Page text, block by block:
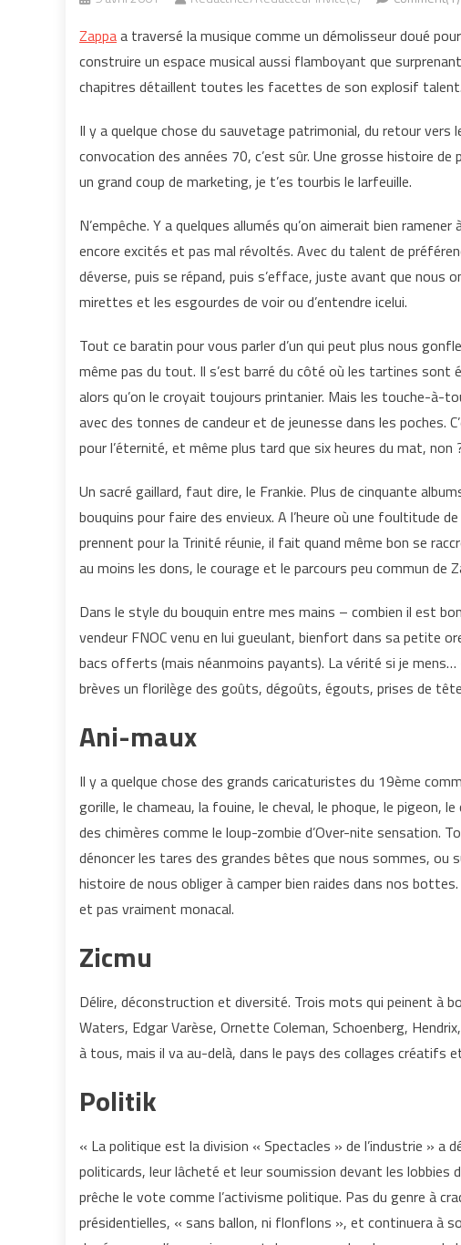
Zappaa traversé la musique comme un démolisseur doué
construire un espace musical aussi flamboyant que
chapitres détaillent toutes les facettes de son explosif talent.
Il y a quelque chose du sauvetage patrimonial, du retour
convocation des années 70, c’est sûr. Une grosse histoire
un grand coup de marketing, je t’es tourbis le larfeuille.
N’empêche. Y a quelques allumés qu’on aimerait bien
encore excités et pas mal révoltés. Avec du talent de
déverse, puis se répand, puis s’efface, juste avant que nous
mirettes et les esgourdes de voir ou d’entendre icelui.
Tout ce baratin pour vous parler d’un qui peut plus nous
même pas du tout. Il s’est barré du côté où les tartines sont
alors qu’on le croyait toujours printanier. Mais les touche-à-
avec des tonnes de candeur et de jeunesse dans les poches.
pour l’éternité, et même plus tard que six heures du mat, non
Un sacré gaillard, faut dire, le Frankie. Plus de cinquante
bouquins pour faire des envieux. A l’heure où une foultitude
prennent pour la Trinité réunie, il fait quand même bon se
au moins les dons, le courage et le parcours peu commun de
Dans le style du bouquin entre mes mains – combien il est
vendeur FNOC venu en lui gueulant, bienfort dans sa petite
bacs offerts (mais néanmoins payants). La vérité si je
brèves un florilège des goûts, dégoûts, égouts, prises de
Ani-maux
Il y a quelque chose des grands caricaturistes du 19ème
gorille, le chameau, la fouine, le cheval, le phoque, le pigeon,
des chimères comme le loup-zombie d’Over-nite sensation.
dénoncer les tares des grandes bêtes que nous sommes,
histoire de nous obliger à camper bien raides dans nos
et pas vraiment monacal.
Zicmu
Délire, déconstruction et diversité. Trois mots qui peinent à
Waters, Edgar Varèse, Ornette Coleman, Schoenberg,
à tous, mais il va au-delà, dans le pays des collages
Politik
« La politique est la division « Spectacles » de l’industrie » a
politicards, leur lâcheté et leur soumission devant les
prêche le vote comme l’activisme politique. Pas du genre à
présidentielles, « sans ballon, ni flonflons », et continuera à